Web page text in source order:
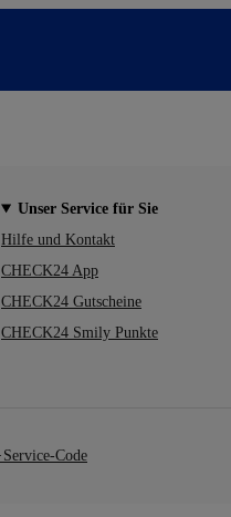
Unser Service für Sie
Hilfe und Kontakt
CHECK24 App
CHECK24 Gutscheine
CHECK24 Smily Punkte
Service-Code